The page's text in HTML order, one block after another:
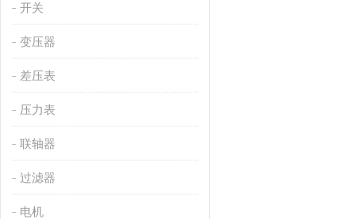
开关
变压器
差压表
压力表
联轴器
过滤器
电机